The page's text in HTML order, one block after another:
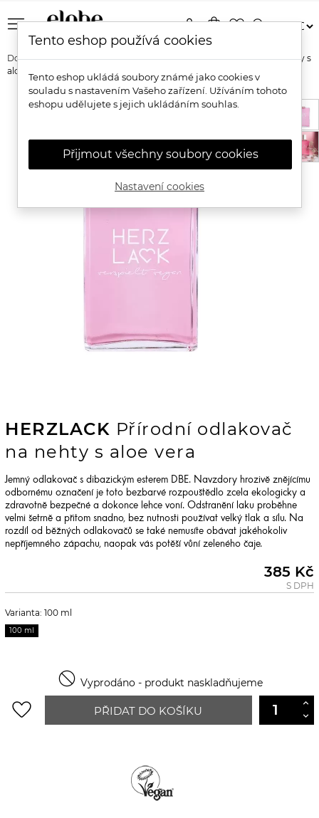
menu shopping_bagfavorite_bordersearch
person
Domů Značky Herzlack
Herzlack Přírodní odlakovač na nehty s
aloe vera
HERZLACK Přírodní odlakovač
na nehty s aloe vera
Jemný odlakovač s dibazickým esterem DBE. Navzdory hrozivě znějícímu
odbornému označení je toto bezbarvé rozpouštědlo zcela ekologicky a
zdravotně bezpečné a dokonce lehce voní. Odstranění laku proběhne
velmi šetrně a přitom snadno, bez nutnosti používat velký tlak a sílu. Na
rozdíl od běžných odlakovačů se také nemusíte obávat jakéhokoliv
nepříjemného zápachu, naopak vás potěší vůní zeleného čaje.
385 Kč
S DPH
Varianta: 100 ml
100 ml
 Vyprodáno - produkt naskladňujeme
favorite_border PŘIDAT DO KOŠÍKU
Tento eshop používá cookies
Tento eshop ukládá soubory známé jako cookies v
souladu s nastavením Vašeho zařízení. Užíváním tohoto
eshopu udělujete s jejich ukládáním souhlas.
Přijmout všechny soubory cookies
Nastavení cookies